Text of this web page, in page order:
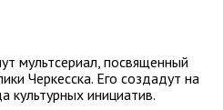
мультсериал, посвященный
Черкесска. Его создадут на
культурных инициатив.